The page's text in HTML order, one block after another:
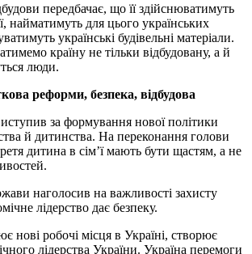
передбачає, що її здійснюватимуть
найматимуть для цього українських
українські будівельні матеріали.
країну не тільки відбудовану, а й
люди.
реформи, безпека, відбудова
за формування нової політики
й дитинства. На переконання голови
дитина в сім’ї мають бути щастям, а не
наголосив на важливості захисту
лідерство дає безпеку.
нові робочі місця в Україні, створює
лідерства України. Україна перемоги